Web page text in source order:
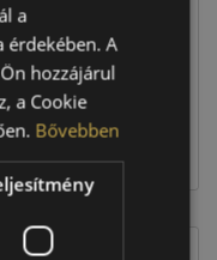
115 960 Ft
a
érdekében. A
hozzájárul
a Cookie
Bővebben